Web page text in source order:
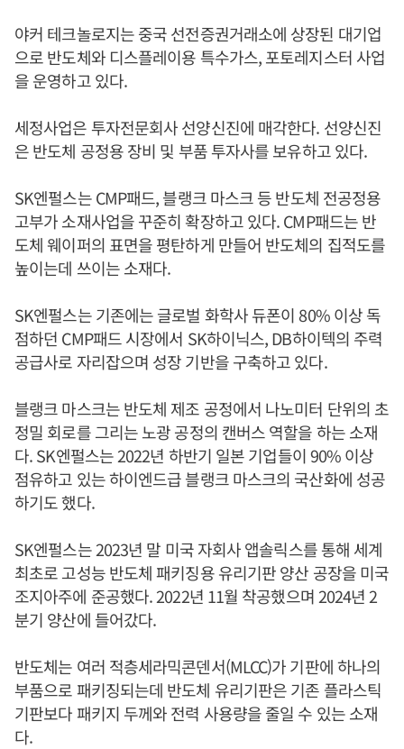
야커 테크놀로지는 중국 선전증권거래소에 상장된 대기업
으로 반도체와 디스플레이용 특수가스, 포토레지스터 사업
을 운영하고 있다.
세정사업은 투자전문회사 선양신진에 매각한다. 선양신진
은 반도체 공정용 장비 및 부품 투자사를 보유하고 있다.
SK엔펄스는 CMP패드, 블랭크 마스크 등 반도체 전공정용
고부가 소재사업을 꾸준히 확장하고 있다. CMP패드는 반
도체 웨이퍼의 표면을 평탄하게 만들어 반도체의 집적도를
높이는데 쓰이는 소재다.
SK엔펄스는 기존에는 글로벌 화학사 듀폰이 80% 이상 독
점하던 CMP패드 시장에서 SK하이닉스, DB하이텍의 주력
공급사로 자리잡으며 성장 기반을 구축하고 있다.
블랭크 마스크는 반도체 제조 공정에서 나노미터 단위의 초
정밀 회로를 그리는 노광 공정의 캔버스 역할을 하는 소재
다. SK엔펄스는 2022년 하반기 일본 기업들이 90% 이상
점유하고 있는 하이엔드급 블랭크 마스크의 국산화에 성공
하기도 했다.
SK엔펄스는 2023년 말 미국 자회사 앱솔릭스를 통해 세계
최초로 고성능 반도체 패키징용 유리기판 양산 공장을 미국
조지아주에 준공했다. 2022년 11월 착공했으며 2024년 2
분기 양산에 들어갔다.
반도체는 여러 적층세라믹콘덴서(MLCC)가 기판에 하나의
부품으로 패키징되는데 반도체 유리기판은 기존 플라스틱
기판보다 패키지 두께와 전력 사용량을 줄일 수 있는 소재
다.